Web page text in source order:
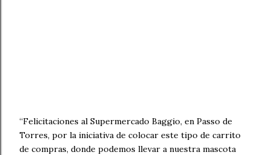
“Felicitaciones al Supermercado Baggio, en Passo de
Torres, por la iniciativa de colocar este tipo de carrito
de compras, donde podemos llevar a nuestra mascota